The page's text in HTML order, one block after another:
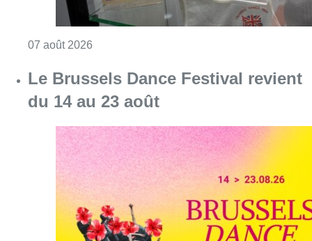
07 août 2026 Consulter l'article "Le Brussels Dance
Saint-Géry : un ancien bras de la
Senne et une ancienne brasserie